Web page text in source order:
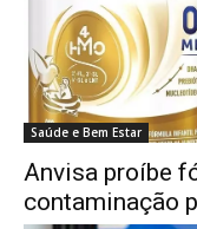
Saúde e Bem Estar
Anvisa proíbe
contaminação